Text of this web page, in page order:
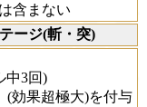
含まない
ージ(斬・突)
中3回)
(効果超極大)を付与